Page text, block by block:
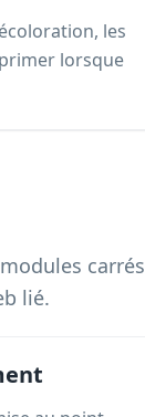
les
lorsque
carrés
lié.